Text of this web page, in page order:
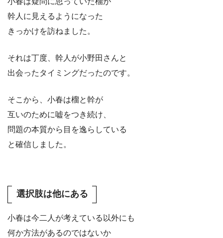
幹人に見えるようになった
きっかけを訪ねました。
それは丁度、幹人が小野田さんと
出会ったタイミングだったのです。
そこから、小春は榴と幹が
互いのために嘘をつき続け、
問題の本質から目を逸らしている
と確信しました。
選択肢は他にある
小春は今二人が考えている以外にも
何か方法があるのではないか